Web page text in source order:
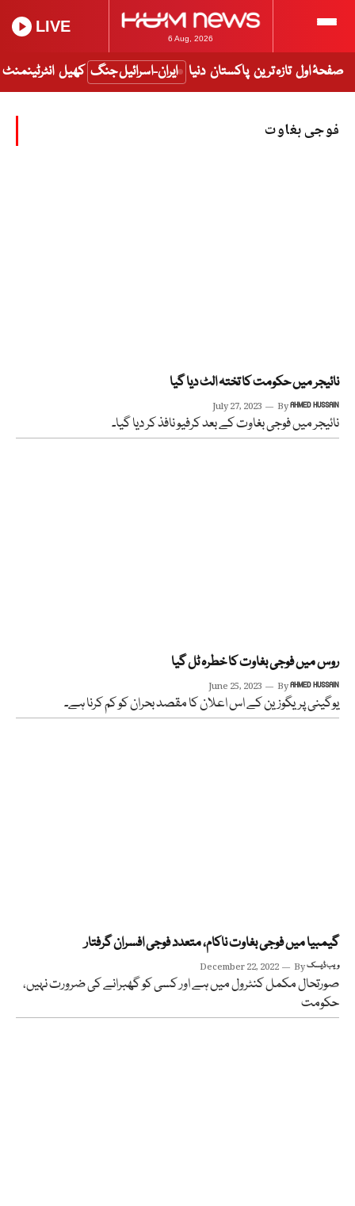
6 Aug, 2026
LIVE
صفحۂ اول تازہ ترین پاکستان دنیا ایران-اسرائیل جنگ کھیل انٹرٹینمنٹ
فوجی بغاوت
نائیجر میں حکومت کا تختہ الٹ دیا گیا
July 27, 2023 ByAHMED HUSSAIN
نائیجر میں فوجی بغاوت کے بعد کرفیو نافذ کر دیا گیا۔
روس میں فوجی بغاوت کا خطرہ ٹل گیا
June 25, 2023 ByAHMED HUSSAIN
یوگینی پریگوزین کے اس اعلان کا مقصد بحران کو کم کرنا ہے۔
گیمبیا میں فوجی بغاوت ناکام، متعدد فوجی افسران گرفتار
December 22, 2022 Byویب ڈیسک
صورتحال مکمل کنٹرول میں ہے اور کسی کو گھبرانے کی ضرورت نہیں،
حکومت